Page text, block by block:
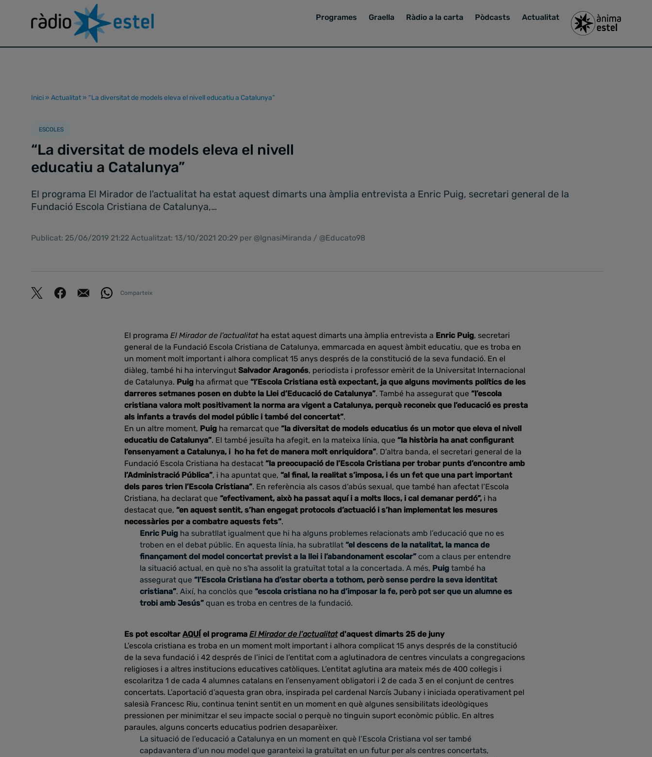
Programes Graella Ràdio a la carta Pòdcasts Actualitat
Inici » Actualitat » “La diversitat de models eleva el nivell educatiu a Catalunya”
ESCOLES
“La diversitat de models eleva el nivell
educatiu a Catalunya”
El programa El Mirador de l'actualitat ha estat aquest dimarts una àmplia entrevista a Enric Puig, secretari general de la
Fundació Escola Cristiana de Catalunya,…
Publicat: 25/06/2019 21:22 Actualitzat: 13/10/2021 20:29 per @IgnasiMiranda / @Educato98
Comparteix
El programa El Mirador de l'actualitatha estat aquest dimarts una àmplia entrevista a Enric Puig, secretari
general de la Fundació Escola Cristiana de Catalunya, emmarcada en aquest àmbit educatiu, que es troba en
un moment molt important i alhora complicat 15 anys després de la constitució de la seva fundació. En el
diàleg, també hi ha intervingut Salvador Aragonés, periodista i professor emèrit de la Universitat Internacional
de Catalunya. Puig ha afirmat que “l’Escola Cristiana està expectant, ja que alguns moviments polítics de les
darreres setmanes posen en dubte la Llei d’Educació de Catalunya”. També ha assegurat que “l’escola
cristiana valora molt positivament la norma ara vigent a Catalunya, perquè reconeix que l’educació es presta
als infants a través del model públic i també del concertat”.
En un altre moment, Puig ha remarcat que “la diversitat de models educatius és un motor que eleva el nivell
educatiu de Catalunya”. El també jesuïta ha afegit, en la mateixa línia, que “la història ha anat configurant
l’ensenyament a Catalunya, i ho ha fet de manera molt enriquidora”. D’altra banda, el secretari general de la
Fundació Escola Cristiana ha destacat “la preocupació de l’Escola Cristiana per trobar punts d’encontre amb
l’Administració Pública”, i ha apuntat que, “al final, la realitat s’imposa, i és un fet que una part important
dels pares trien l’Escola Cristiana”. En referència als casos d’abús sexual, que també han afectat l’Escola
Cristiana, ha declarat que “efectivament, això ha passat aquí i a molts llocs, i cal demanar perdó”, i ha
destacat que, “en aquest sentit, s’han engegat protocols d’actuació i s’han implementat les mesures
necessàries per a combatre aquests fets”.
Enric Puig ha subratllat igualment que hi ha alguns problemes relacionats amb l’educació que no es
troben en el debat públic. En aquesta línia, ha subratllat “el descens de la natalitat, la manca de
finançament del model concertat previst a la llei i l’abandonament escolar” com a claus per entendre
la situació actual, en què no s'ha assolit la gratuïtat total a la concertada. A més, Puig també ha
assegurat que “l’Escola Cristiana ha d’estar oberta a tothom, però sense perdre la seva identitat
cristiana”. Així, ha conclòs que “escola cristiana no ha d’imposar la fe, però pot ser que un alumne es
trobi amb Jesús” quan es troba en centres de la fundació.
Es pot escoltar AQUÍ el programa El Mirador de l’actualitatd'aquest dimarts 25 de juny
L’escola cristiana es troba en un moment molt important i alhora complicat 15 anys després de la constitució
de la seva fundació i 42 després de l’inici de l’entitat com a aglutinadora de centres vinculats a congregacions
religioses i a altres institucions educatives catòliques. L’entitat aglutina ara mateix més de 400 col·legis i
escolaritza 1 de cada 4 alumnes catalans en l’ensenyament obligatori i 2 de cada 3 en el conjunt de centres
concertats. L’aportació d’aquesta gran obra, inspirada pel cardenal Narcís Jubany i iniciada operativament pel
salesià Francesc Riu, continua tenint sentit en un moment en què algunes sensibilitats ideològiques
pressionen per minimitzar el seu impacte social o perquè no tinguin suport econòmic públic. En altres
paraules, alguns concerts educatius podrien desaparèixer.
La situació de l’educació a Catalunya en un moment en què l’Escola Cristiana vol ser també
capdavantera d’un nou model que garanteixi la gratuïtat en un futur per als centres concertats,